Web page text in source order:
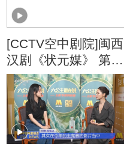
[CCTV空中剧院]闽西
汉剧《状元媒》 第三
场